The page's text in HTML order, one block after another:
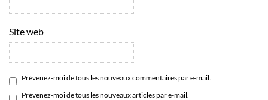
Site web
Prévenez-moi de tous les nouveaux commentaires par e-mail.
Prévenez-moi de tous les nouveaux articles par e-mail.